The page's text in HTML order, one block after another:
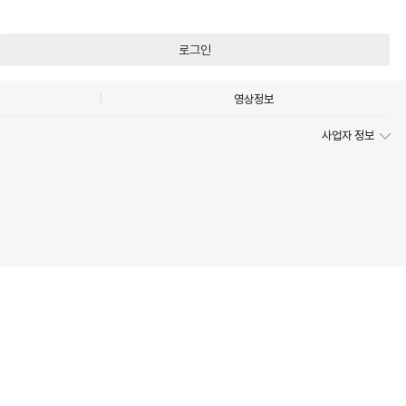
로그인
영상정보
사업자 정보